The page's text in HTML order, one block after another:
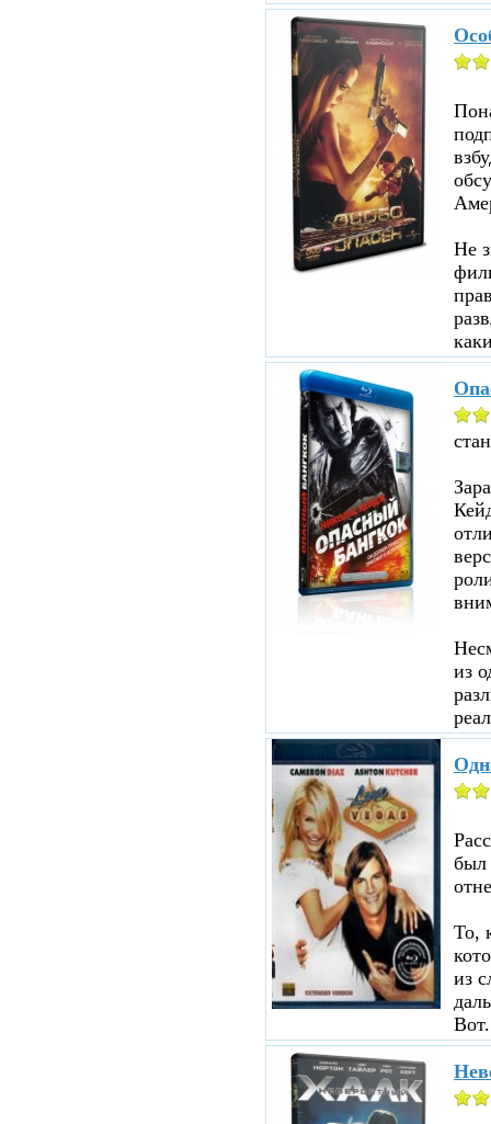
Не
из
был
То,
из